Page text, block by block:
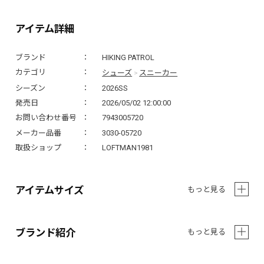
アイテム詳細
ブランド
HIKING PATROL
カテゴリ
シューズ > スニーカー
シーズン
2026SS
発売日
2026/05/02 12:00:00
お問い合わせ番号
7943005720
メーカー品番
3030-05720
取扱ショップ
LOFTMAN1981
アイテムサイズ もっと見る
ブランド紹介 もっと見る